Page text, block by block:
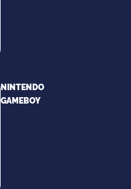
NINTENDO
GAMEBOY